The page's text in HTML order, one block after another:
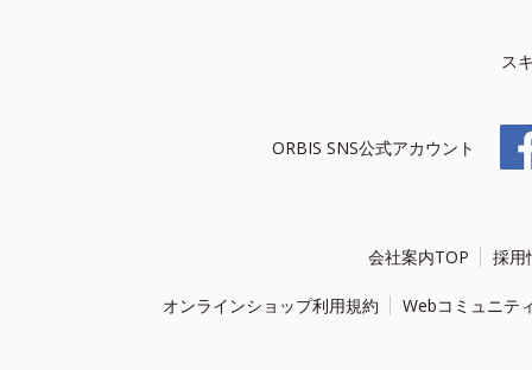
ス
ORBIS SNS公式アカウント
会社案内TOP 採用
オンラインショップ利用規約 Webコミュニテ